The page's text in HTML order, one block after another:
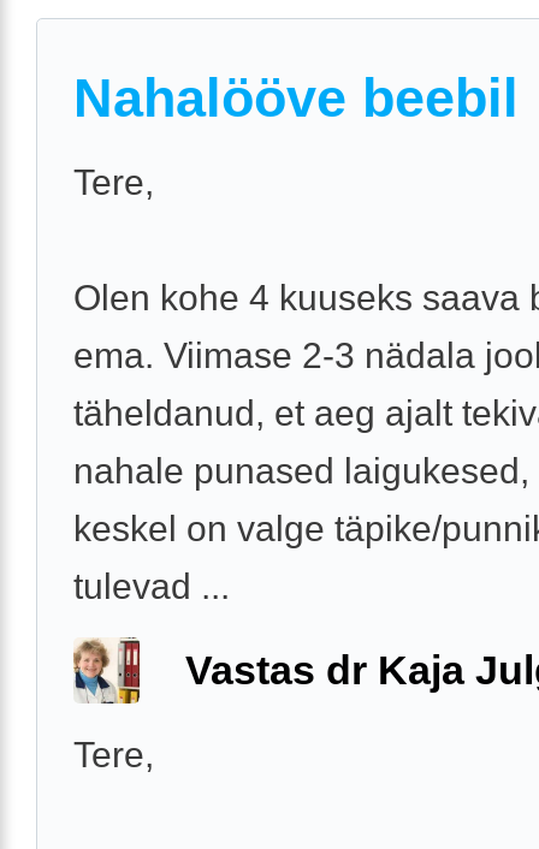
Nahalööve beebil
Tere,
Olen kohe 4 kuuseks saava
ema. Viimase 2-3 nädala
täheldanud, et aeg ajalt
nahale punased laigukesed,
keskel on valge täpike/
tulevad ...
Vastas dr Kaja
Tere,